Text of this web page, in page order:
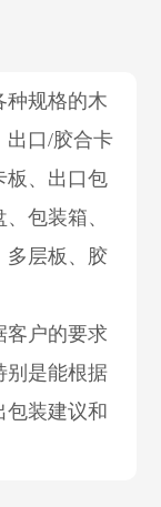
种规格的木
出口/胶合卡
板、出口包
包装箱、
多层板、胶
客户的要求
别是能根据
包装建议和